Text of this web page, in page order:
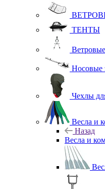
ТЕНТЫ
Носовые
Чехлы
Весла и
Назад
Весла и